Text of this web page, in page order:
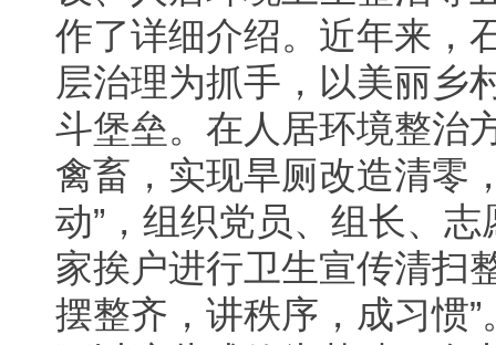
作了详细介绍。近年来，
层治理为抓手，以美丽乡
斗堡垒。在人居环境整治
禽畜，实现旱厕改造清零
动”，组织党员、组长、
家挨户进行卫生宣传清扫
摆整齐，讲秩序，成习惯